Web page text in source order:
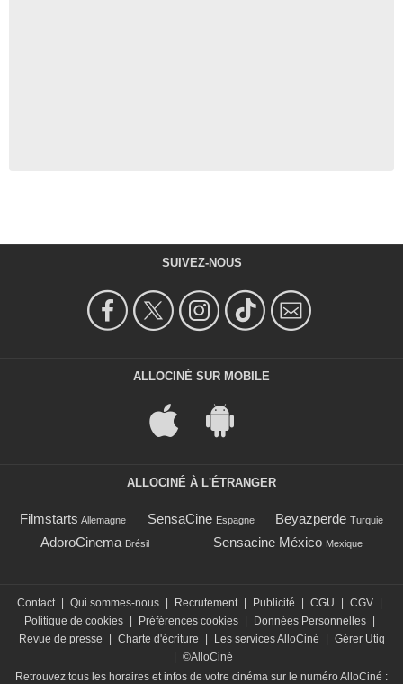
SUIVEZ-NOUS
ALLOCINÉ SUR MOBILE
ALLOCINÉ À L'ÉTRANGER
Filmstarts Allemagne SensaCine Espagne Beyazperde Turquie
AdoroCinema Brésil Sensacine México Mexique
Contact | Qui sommes-nous | Recrutement | Publicité | CGU | CGV |
Politique de cookies | Préférences cookies | Données Personnelles |
Revue de presse
| Charte d'écriture | Les services AlloCiné | Gérer Utiq
| ©AlloCiné
Retrouvez tous les horaires et infos de votre cinéma sur le numéro AlloCiné :